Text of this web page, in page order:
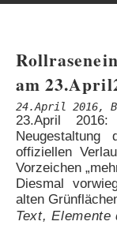
am
24.April 2016,
23.April
offiziellen
Vorzeichen
Diesmal
alten
Text,